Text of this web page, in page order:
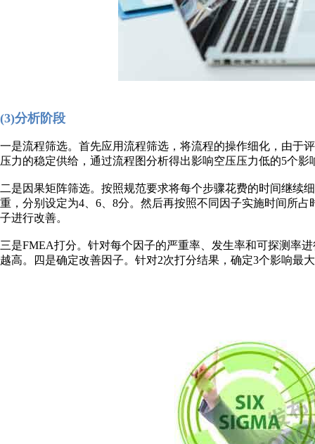
(3)分析阶段
一是流程筛选。首先应用流程筛选，将流程的操作细化，由于
压力的稳定供给，通过流程图分析得出影响空压压力低的5个影
二是因果矩阵筛选。按照规范要求将每个步骤花费的时间继续
重，分别设定为4、6、8分。然后再按照不同因子实施时间所
子进行改善。
三是FMEA打分。针对每个因子的严重率、发生率和可探测率
越高。四是确定改善因子。针对2次打分结果，确定3个影响最